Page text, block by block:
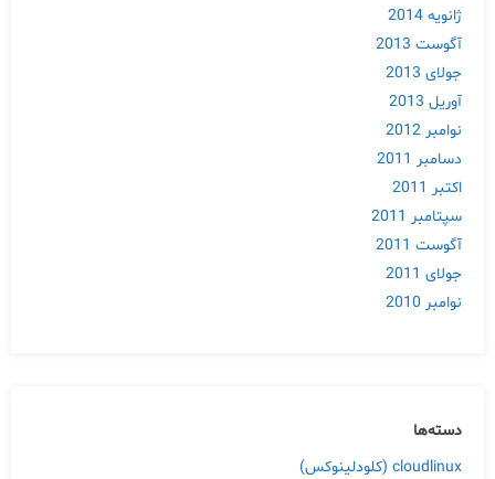
ژانویه 2014
آگوست 2013
جولای 2013
آوریل 2013
نوامبر 2012
دسامبر 2011
اکتبر 2011
سپتامبر 2011
آگوست 2011
جولای 2011
نوامبر 2010
دسته‌ها
cloudlinux (کلودلینوکس)